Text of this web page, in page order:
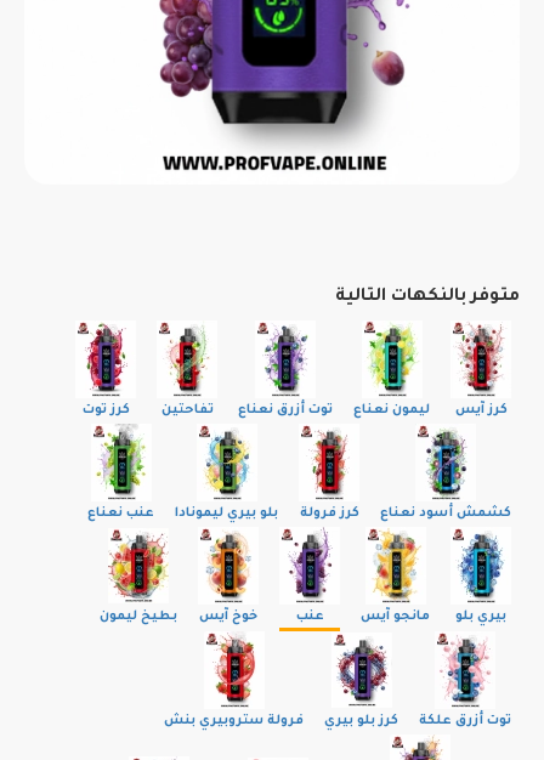
متوفر بالنكهات التالية
كرز آيس ليمون نعناع توت أزرق نعناع تفاحتين كرز توت
كشمش أسود نعناع كرز فرولة بلو بيري ليمونادا عنب نعناع
بيري بلو مانجو آيس عنب خوخ آيس بطيخ ليمون
توت أزرق علكة كرز بلو بيري فرولة ستروبيري بنش